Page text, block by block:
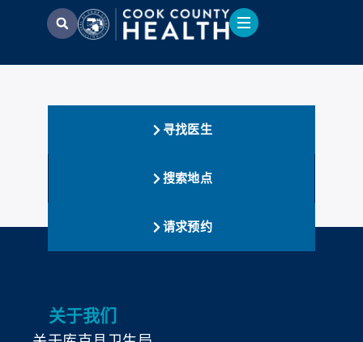
寻找医生
搜索地点
请求预约
关于我们